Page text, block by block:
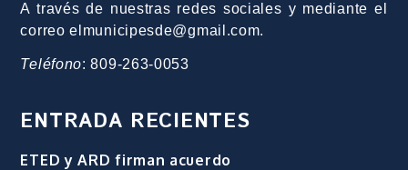
A través de nuestras redes sociales y mediante el
correo elmunicipesde@gmail.com.
Teléfono: 809-263-0053
ENTRADA RECIENTES
ETED y ARD firman acuerdo